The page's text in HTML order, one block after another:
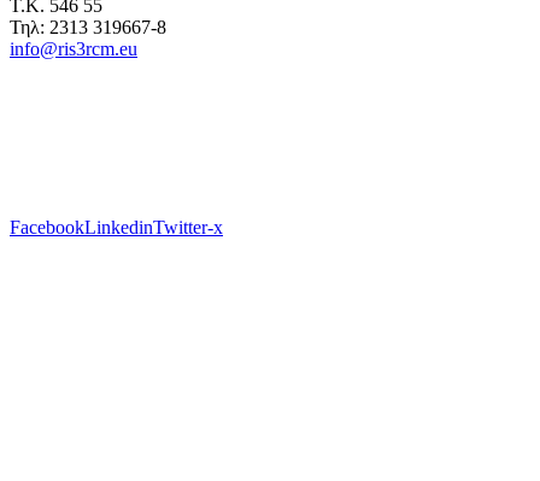
Τ.Κ. 546 55
Τηλ: 2313 319667-8
info@ris3rcm.eu
FacebookLinkedinTwitter-x